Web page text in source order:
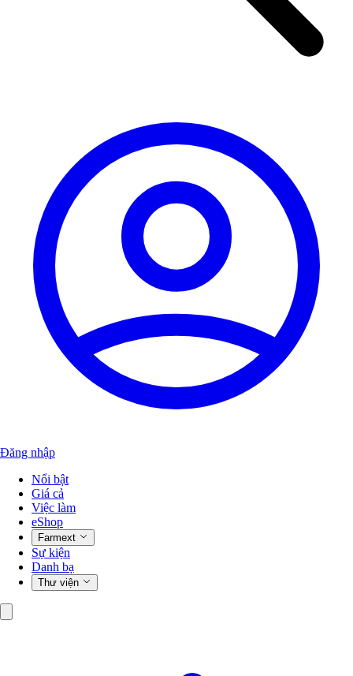
Đăng nhập
Nổi bật
Giá cả
Việc làm
eShop
Farmext
Sự kiện
Danh bạ
Thư viện